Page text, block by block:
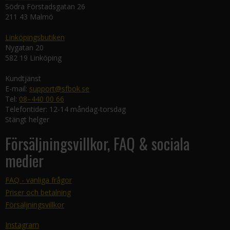
Södra Förstadsgatan 26
211 43 Malmö
Linköpingsbutiken
Nygatan 20
582 19 Linköping
Kundtjänst
E-mail: support@sfbok.se
Tel: 08–440 00 66
Telefontider: 12-14 måndag-torsdag
Stängt helger
Försäljningsvillkor, FAQ & sociala
medier
FAQ - vanliga frågor
Priser och betalning
Försäljningsvillkor
Instagram